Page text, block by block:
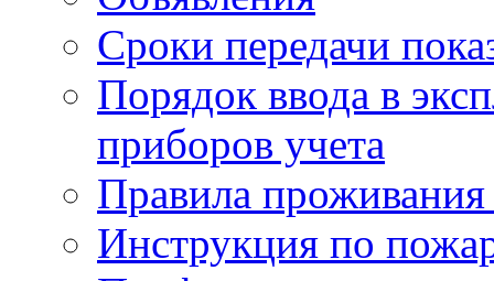
Сроки передачи
Порядок ввода в
приборов учета
Правила
Инструкция по